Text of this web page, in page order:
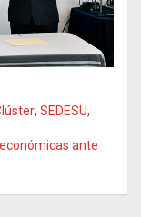
, SEDESU,
ante